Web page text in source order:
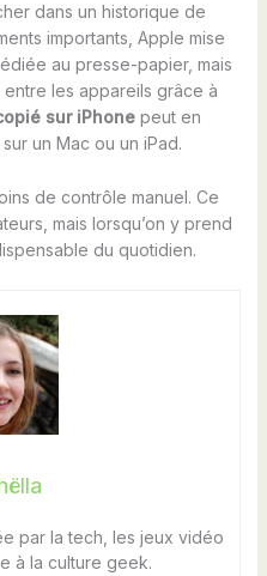
dans un historique de
importants, Apple mise
au presse-papier, mais
les appareils grâce à
sur iPhone peut en
un Mac ou un iPad.
de contrôle manuel. Ce
mais lorsqu’on y prend
du quotidien.
par la tech, les jeux vidéo
à la culture geek.